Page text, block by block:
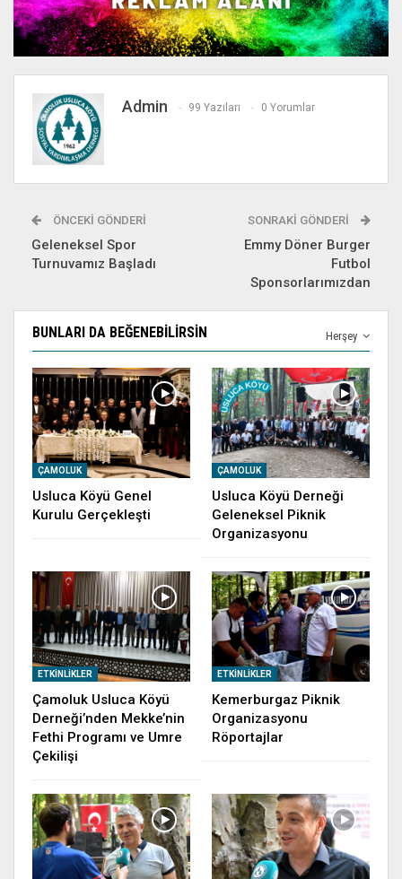
Admin 99 Yazıları 0 Yorumlar
ÖNCEKI GÖNDERI
Geleneksel Spor
Turnuvamız Başladı
SONRAKI GÖNDERI
Emmy Döner Burger
Futbol
Sponsorlarımızdan
Herşey
BUNLARI DA BEĞENEBILIRSIN
ÇAMOLUK
Usluca Köyü Genel
Kurulu Gerçekleşti
ÇAMOLUK
Usluca Köyü Derneği
Geleneksel Piknik
Organizasyonu
ETKINLIKLER
Çamoluk Usluca Köyü
Derneği’nden Mekke’nin
Fethi Programı ve Umre
Çekilişi
ETKINLIKLER
Kemerburgaz Piknik
Organizasyonu
Röportajlar